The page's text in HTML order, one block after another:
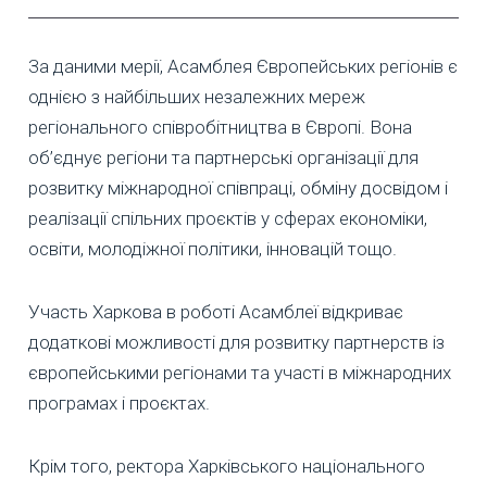
За даними мерії, Асамблея Європейських регіонів є
однією з найбільших незалежних мереж
регіонального співробітництва в Європі. Вона
об’єднує регіони та партнерські організації для
розвитку міжнародної співпраці, обміну досвідом і
реалізації спільних проєктів у сферах економіки,
освіти, молодіжної політики, інновацій тощо.
Участь Харкова в роботі Асамблеї відкриває
додаткові можливості для розвитку партнерств із
європейськими регіонами та участі в міжнародних
програмах і проєктах.
Крім того, ректора Харківського національного